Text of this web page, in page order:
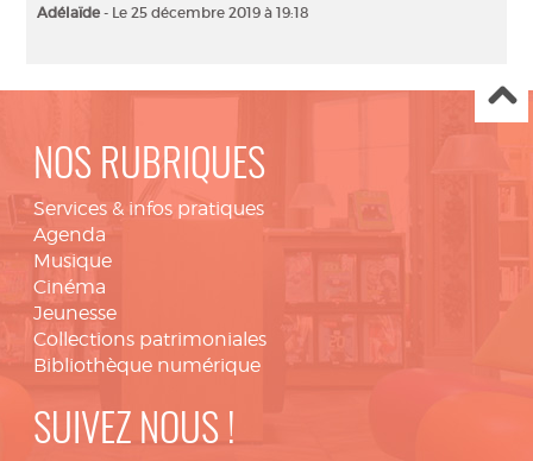
Adélaïde - Le 25 décembre 2019 à 19:18
NOS RUBRIQUES
Services & infos pratiques
Agenda
Musique
Cinéma
Jeunesse
Collections patrimoniales
Bibliothèque numérique
SUIVEZ NOUS !